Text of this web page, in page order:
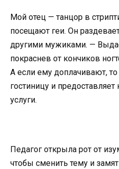
Мой отец — танцор в
посещают геи. Он
другими мужиками. —
покраснев от кончиков
А если ему доплачивают,
гостиницу и
услуги.
Педагог открыла рот от
чтобы сменить тему и